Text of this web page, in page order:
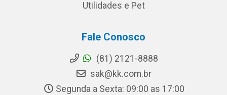
Utilidades e Pet
Fale Conosco
(81) 2121-8888
sak@kk.com.br
Segunda a Sexta: 09:00 as 17:00